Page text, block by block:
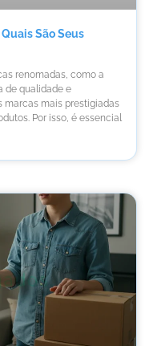
São Seus
renomadas, como a
de qualidade e
marcas mais prestigiadas
Por isso, é essencial